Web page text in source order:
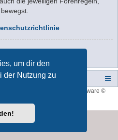
um dir den
der Nutzung zu
Foren-Übersicht
® Forum Software ©
durch